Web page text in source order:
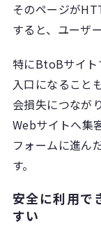
そのページが
すると、ユーザ
特にBtoBサイト
入口になること
会損失につなが
Webサイトへ集
フォームに進ん
す。
安全に利用で
すい